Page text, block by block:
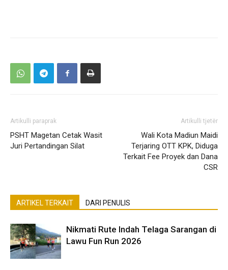
Artikulli paraprak
PSHT Magetan Cetak Wasit
Juri Pertandingan Silat
Artikulli tjetër
Wali Kota Madiun Maidi
Terjaring OTT KPK, Diduga
Terkait Fee Proyek dan Dana
CSR
ARTIKEL TERKAIT DARI PENULIS
Nikmati Rute Indah Telaga Sarangan di
Lawu Fun Run 2026